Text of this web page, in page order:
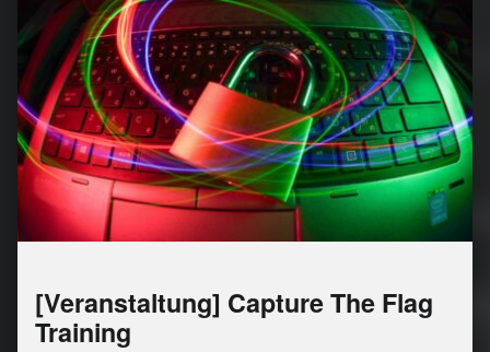
[Veranstaltung] Capture The Flag
Training